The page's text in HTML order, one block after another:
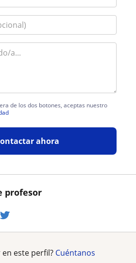
profesor
de los dos botones, aceptas nuestro
ahora
este perfil? Cuéntanos